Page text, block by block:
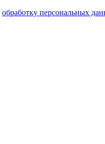
обработку персональных